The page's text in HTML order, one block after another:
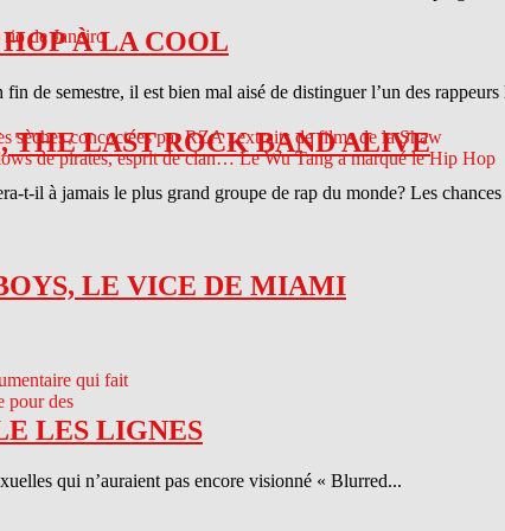
À LA COOL
fin de semestre, il est bien mal aisé de distinguer l’un des
THE LAST ROCK BAND ALIVE
t-il à jamais le plus grand groupe de rap du monde? Les
LE VICE DE MIAMI
LES LIGNES
qui n’auraient pas encore visionné « Blurred...